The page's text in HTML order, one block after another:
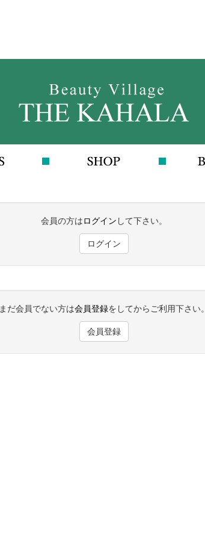
会員の方はログイン して下さい。
ログイン
まだ会員でない方は会員登録をしてからご利用下さい。
会員登録